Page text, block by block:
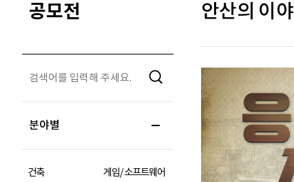
공모전
분야별
건축
게임/소프트웨어
안산의 이